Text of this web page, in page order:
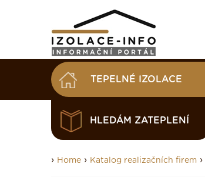
TEPELNÉ IZOLACE
HLEDÁM ZATEPLENÍ
› Home › Katalog realizačních firem ›